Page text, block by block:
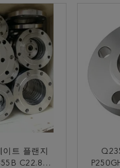
트 플랜지
C22.8